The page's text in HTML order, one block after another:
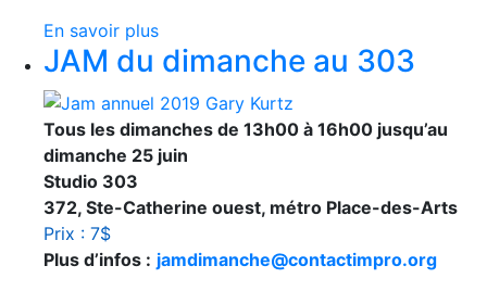
En savoir plus
JAM du dimanche au 303
Tous les dimanches de 13h00 à 16h00 jusqu’au
dimanche 25 juin
Studio 303
372, Ste-Catherine ouest, métro Place-des-Arts
Prix : 7$
Plus d’infos : jamdimanche@contactimpro.org